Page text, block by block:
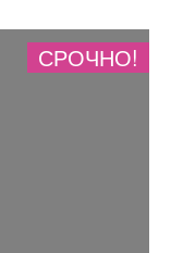
СРОЧНО!